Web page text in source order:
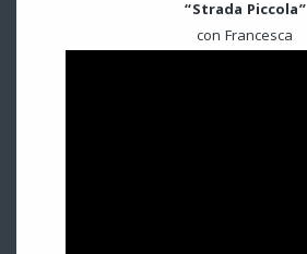
“Strada Piccola”
con Francesca